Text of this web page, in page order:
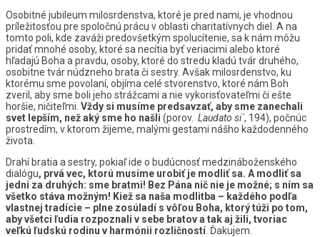
Osobitné jubileum milosrdenstva, ktoré je pred nami, je vhodnou
príležitosťou pre spoločnú prácu v oblasti charitatívnych diel. A na
tomto poli, kde zaváži predovšetkým spolucítenie, sa k nám môžu
pridať mnohé osoby, ktoré sa necítia byť veriacimi alebo ktoré
hľadajú Boha a pravdu, osoby, ktoré do stredu kladú tvár druhého,
osobitne tvár núdzneho brata či sestry. Avšak milosrdenstvo, ku
ktorému sme povolaní, objíma celé stvorenstvo, ktoré nám Boh
zveril, aby sme boli jeho strážcami a nie vykorisťovateľmi či ešte
horšie, ničiteľmi. Vždy si musíme predsavzať, aby sme zanechali
svet lepším, než aký sme ho našli (porov. Laudato si´, 194), počnúc
prostredím, v ktorom žijeme, malými gestami nášho každodenného
života.
Drahí bratia a sestry, pokiaľ ide o budúcnosť medzináboženského
dialógu, prvá vec, ktorú musíme urobiť je modliť sa. A modliť sa
jedni za druhých: sme bratmi! Bez Pána nič nie je možné; s ním sa
všetko stáva možným! Kiež sa naša modlitba – každého podľa
vlastnej tradície – plne zosúladí s vôľou Boha, ktorý túži po tom,
aby všetci ľudia rozpoznali v sebe bratov a tak aj žili, tvoriac
veľkú ľudskú rodinu v harmónii rozličností . Ďakujem.